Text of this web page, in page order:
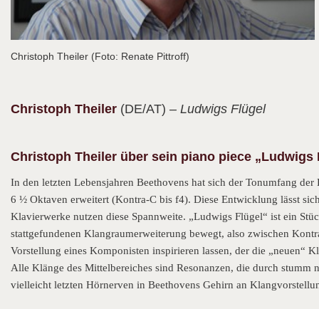
Christoph Theiler (Foto: Renate Pittroff)
Christoph Theiler (DE/AT) – Ludwigs Flügel
Christoph Theiler über sein piano piece „Ludwigs
In den letzten Lebensjahren Beethovens hat sich der Tonumfang
6 ½ Oktaven erweitert (Kontra-C bis f4). Diese Entwicklung lässt
Klavierwerke nutzen diese Spannweite. „Ludwigs Flügel“ ist ein
stattgefundenen Klangraumerweiterung bewegt, also zwischen
Vorstellung eines Komponisten inspirieren lassen, der die „neuen“
Alle Klänge des Mittelbereiches sind Resonanzen, die durch stumm
vielleicht letzten Hörnerven in Beethovens Gehirn an